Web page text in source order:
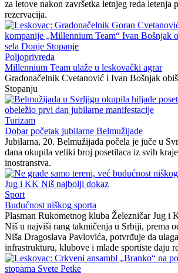
za letove nakon završetka letnjeg reda letenja
rezervacija.
Poljoprivreda
Millennium Team ulaže u leskovački agrar
Gradonačelnik Cvetanović i Ivan Bošnjak
Stopanju
Turizam
Dobar početak jubilarne Belmužijade
Jubilarna, 20. Belmužijada počela je juče u
dana okupila veliki broj posetilaca iz svih
inostranstva.
Sport
Budućnost niškog sporta
Plasman Rukometnog kluba Železničar Jug i
Niš u najviši rang takmičenja u Srbiji, prema
Niša Dragoslava Pavlovića, potvrđuje da
infrastrukturu, klubove i mlade sportiste daju